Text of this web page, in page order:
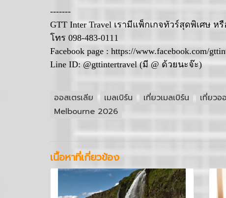
-------
GTT Inter Travel เรามีแพ็กเกจทัวร์สุดพิเศษ
โทร 098-483-0111
Facebook page : https://www.facebook.com/
Line ID: @gttintertravel (มี @ ด้วยนะจ๊ะ)
ออสเตรเลีย เมลเบิร์น เที่ยวเมลเบิร์น เที่ยวอ
Melbourne 2026
เนื้อหาที่เกี่ยวข้อง